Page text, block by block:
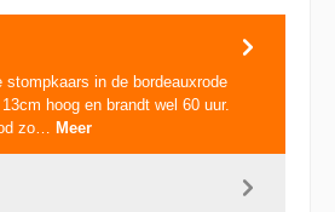
stompkaars in de bordeauxrode
hoog en brandt wel 60 uur.
zo… Meer